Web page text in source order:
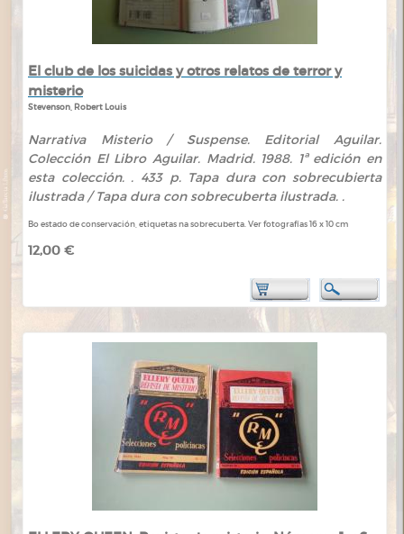
El club de los suicidas y otros relatos de terror y
misterio
Stevenson, Robert Louis
Narrativa Misterio / Suspense. Editorial Aguilar.
Colección El Libro Aguilar. Madrid. 1988. 1ª edición en
esta colección. . 433 p. Tapa dura con sobrecubierta
ilustrada / Tapa dura con sobrecuberta ilustrada. .
Bo estado de conservación, etiquetas na sobrecuberta. Ver fotografías 16 x 10 cm
12,00 €